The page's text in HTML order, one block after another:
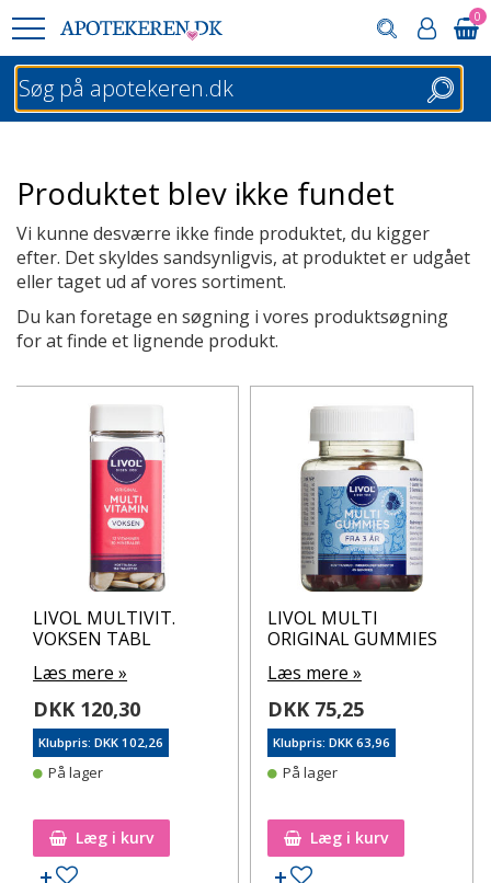
0
Søg
Produktet blev ikke fundet
Vi kunne desværre ikke finde produktet, du kigger
efter. Det skyldes sandsynligvis, at produktet er udgået
eller taget ud af vores sortiment.
Du kan foretage en søgning i vores produktsøgning
for at finde et lignende produkt.
LIVOL MULTIVIT.
VOKSEN TABL
Læs mere »
DKK 120,30
Klubpris: DKK 102,26
På lager
Læg i kurv
Tilføj til ønskeseddel
LIVOL MULTI
ORIGINAL GUMMIES
Læs mere »
DKK 75,25
Klubpris: DKK 63,96
På lager
Læg i kurv
Tilføj til ønskeseddel